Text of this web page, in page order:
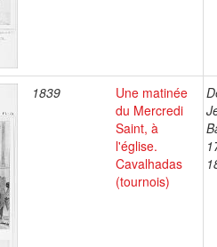
1839
Une matinée
du Mercredi
Saint, à
l'église.
Cavalhadas
(tournois)